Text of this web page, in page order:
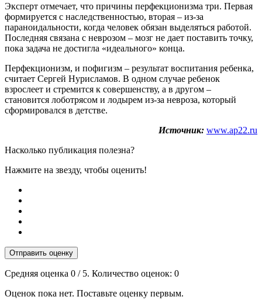
Эксперт отмечает, что причины перфекционизма три. Первая
формируется с наследственностью, вторая – из-за
параноидальности, когда человек обязан выделяться работой.
Последняя связана с неврозом – мозг не дает поставить точку,
пока задача не достигла «идеального» конца.
Перфекционизм, и пофигизм – результат воспитания ребенка,
считает Сергей Нурисламов. В одном случае ребенок
взрослеет и стремится к совершенству, а в другом –
становится лоботрясом и лодырем из-за невроза, который
сформировался в детстве.
Источник: www.ap22.ru
Насколько публикация полезна?
Нажмите на звезду, чтобы оценить!
Отправить оценку
Средняя оценка 0 / 5. Количество оценок: 0
Оценок пока нет. Поставьте оценку первым.